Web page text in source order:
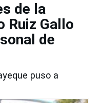
de la
Ruiz Gallo
de
puso a